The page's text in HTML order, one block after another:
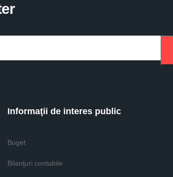
Informaţii de interes public
Buget
Bilanţuri contabile